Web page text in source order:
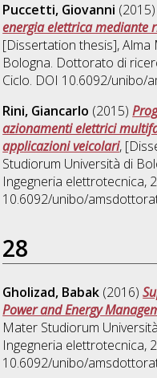
Puccetti, Giovanni
energia elettrica mediante
[Dissertation thesis],
Bologna. Dottorato di
Ciclo. DOI 10.6092/unibo/
Rini, Giancarlo (2015)
azionamenti elettrici
applicazioni veicolari,
Studiorum Università di
Ingegneria elettrotecnica,
10.6092/unibo/
28
Gholizad, Babak (2016)
Power and Energy
Mater Studiorum
Ingegneria elettrotecnica,
10.6092/unibo/